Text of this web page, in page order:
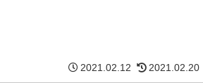
2021.02.12 2021.02.20